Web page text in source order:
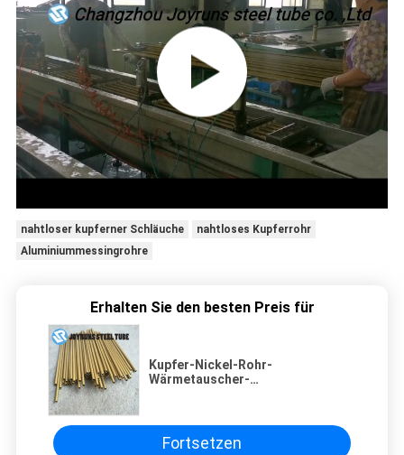
nahtloser kupferner Schläuche
nahtloses Kupferrohr
Aluminiummessingrohre
Erhalten Sie den besten Preis für
Kupfer-Nickel-Rohr-
Wärmetauscher-
Fortsetzen